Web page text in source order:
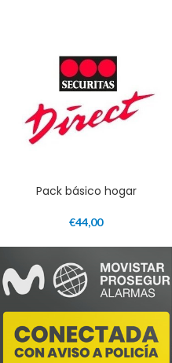
Pack básico hogar
€44,00